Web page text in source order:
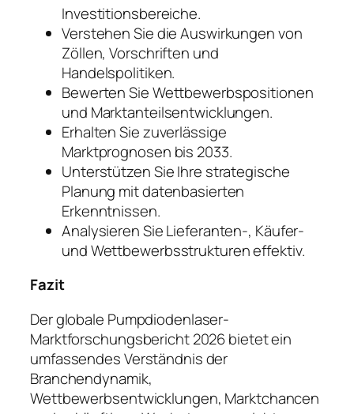
Investitionsbereiche.
Verstehen Sie die Auswirkungen von
Zöllen, Vorschriften und
Handelspolitiken.
Bewerten Sie Wettbewerbspositionen
und Marktanteilsentwicklungen.
Erhalten Sie zuverlässige
Marktprognosen bis 2033.
Unterstützen Sie Ihre strategische
Planung mit datenbasierten
Erkenntnissen.
Analysieren Sie Lieferanten-, Käufer-
und Wettbewerbsstrukturen effektiv.
Fazit
Der globale Pumpdiodenlaser-
Marktforschungsbericht 2026 bietet ein
umfassendes Verständnis der
Branchendynamik,
Wettbewerbsentwicklungen, Marktchancen